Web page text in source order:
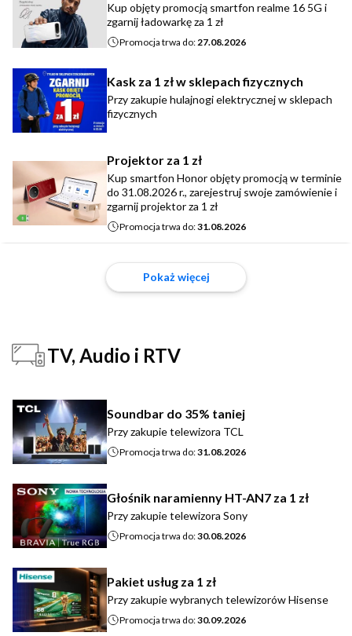
Kup objęty promocją smartfon realme 16 5G i
zgarnij ładowarkę za 1 zł
Promocja trwa do:27.08.2026
Kask za 1 zł w sklepach fizycznych
Przy zakupie hulajnogi elektrycznej w sklepach
fizycznych
Projektor za 1 zł
Kup smartfon Honor objęty promocją w terminie
do 31.08.2026 r., zarejestruj swoje zamówienie i
zgarnij projektor za 1 zł
Promocja trwa do:31.08.2026
Pokaż więcej
TV, Audio i RTV
Soundbar do 35% taniej
Przy zakupie telewizora TCL
Promocja trwa do:31.08.2026
Głośnik naramienny HT-AN7 za 1 zł
Przy zakupie telewizora Sony
Promocja trwa do:30.08.2026
Pakiet usług za 1 zł
Przy zakupie wybranych telewizorów Hisense
Promocja trwa do:30.09.2026